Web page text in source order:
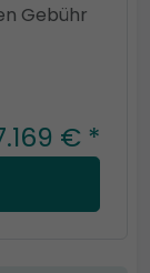
Gebühr
€ *